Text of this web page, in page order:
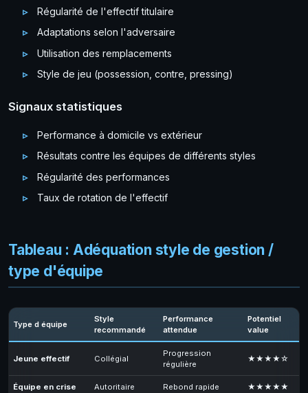
Régularité de l'effectif titulaire
Adaptations selon l'adversaire
Utilisation des remplacements
Style de jeu (possession, contre, pressing)
Signaux statistiques
Performance à domicile vs extérieur
Résultats contre les équipes de différents styles
Régularité des performances
Taux de rotation de l'effectif
Tableau : Adéquation style de gestion /
type d'équipe
Type d équipe
Style
recommandé
Performance
attendue
Potentiel
value
Jeune effectif Collégial
Progression
régulière
★★★★☆
Équipe en crise Autoritaire Rebond rapide ★★★★★